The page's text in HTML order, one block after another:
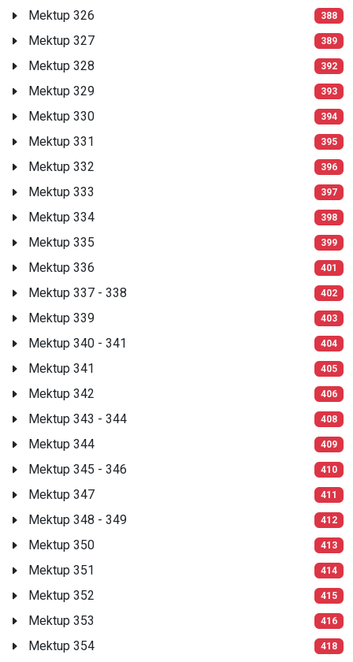
Mektup 326 388
Mektup 327 389
Mektup 328 392
Mektup 329 393
Mektup 330 394
Mektup 331 395
Mektup 332 396
Mektup 333 397
Mektup 334 398
Mektup 335 399
Mektup 336 401
Mektup 337 - 338 402
Mektup 339 403
Mektup 340 - 341 404
Mektup 341 405
Mektup 342 406
Mektup 343 - 344 408
Mektup 344 409
Mektup 345 - 346 410
Mektup 347 411
Mektup 348 - 349 412
Mektup 350 413
Mektup 351 414
Mektup 352 415
Mektup 353 416
Mektup 354 418